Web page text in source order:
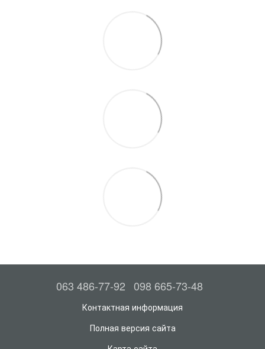
063 486-77-92 098 665-73-48
Контактная информация
Полная версия сайта